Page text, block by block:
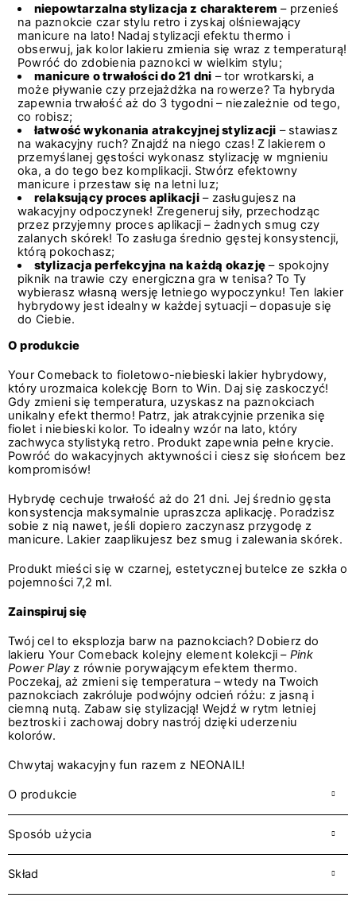
niepowtarzalna stylizacja z charakterem – przenieś
na paznokcie czar stylu retro i zyskaj olśniewający
manicure na lato! Nadaj stylizacji efektu thermo i
obserwuj, jak kolor lakieru zmienia się wraz z temperaturą!
Powróć do zdobienia paznokci w wielkim stylu;
manicure o trwałości do 21 dni – tor wrotkarski, a
może pływanie czy przejażdżka na rowerze? Ta hybryda
zapewnia trwałość aż do 3 tygodni – niezależnie od tego,
co robisz;
łatwość wykonania atrakcyjnej stylizacji – stawiasz
na wakacyjny ruch? Znajdź na niego czas! Z lakierem o
przemyślanej gęstości wykonasz stylizację w mgnieniu
oka, a do tego bez komplikacji. Stwórz efektowny
manicure i przestaw się na letni luz;
relaksujący proces aplikacji– zasługujesz na
wakacyjny odpoczynek! Zregeneruj siły, przechodząc
przez przyjemny proces aplikacji – żadnych smug czy
zalanych skórek! To zasługa średnio gęstej konsystencji,
którą pokochasz;
stylizacja perfekcyjna na każdą okazję – spokojny
piknik na trawie czy energiczna gra w tenisa? To Ty
wybierasz własną wersję letniego wypoczynku! Ten lakier
hybrydowy jest idealny w każdej sytuacji – dopasuje się
do Ciebie.
O produkcie
Your Comeback to fioletowo-niebieski lakier hybrydowy,
który urozmaica kolekcję Born to Win. Daj się zaskoczyć!
Gdy zmieni się temperatura, uzyskasz na paznokciach
unikalny efekt thermo! Patrz, jak atrakcyjnie przenika się
fiolet i niebieski kolor. To idealny wzór na lato, który
zachwyca stylistyką retro. Produkt zapewnia pełne krycie.
Powróć do wakacyjnych aktywności i ciesz się słońcem bez
kompromisów!
Hybrydę cechuje trwałość aż do 21 dni. Jej średnio gęsta
konsystencja maksymalnie upraszcza aplikację. Poradzisz
sobie z nią nawet, jeśli dopiero zaczynasz przygodę z
manicure. Lakier zaaplikujesz bez smug i zalewania skórek.
Produkt mieści się w czarnej, estetycznej butelce ze szkła o
pojemności 7,2 ml.
Zainspiruj się
Twój cel to eksplozja barw na paznokciach? Dobierz do
lakieru Your Comeback kolejny element kolekcji – Pink
Power Play z równie porywającym efektem thermo.
Poczekaj, aż zmieni się temperatura – wtedy na Twoich
paznokciach zakróluje podwójny odcień różu: z jasną i
ciemną nutą. Zabaw się stylizacją! Wejdź w rytm letniej
beztroski i zachowaj dobry nastrój dzięki uderzeniu
kolorów.
Chwytaj wakacyjny fun razem z NEONAIL!
O produkcie
Sposób użycia
Skład